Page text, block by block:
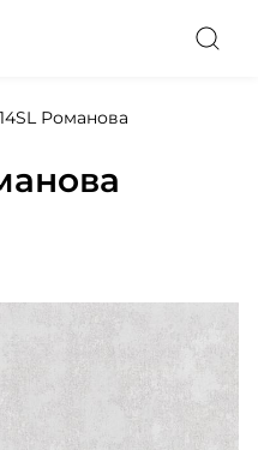
Романова